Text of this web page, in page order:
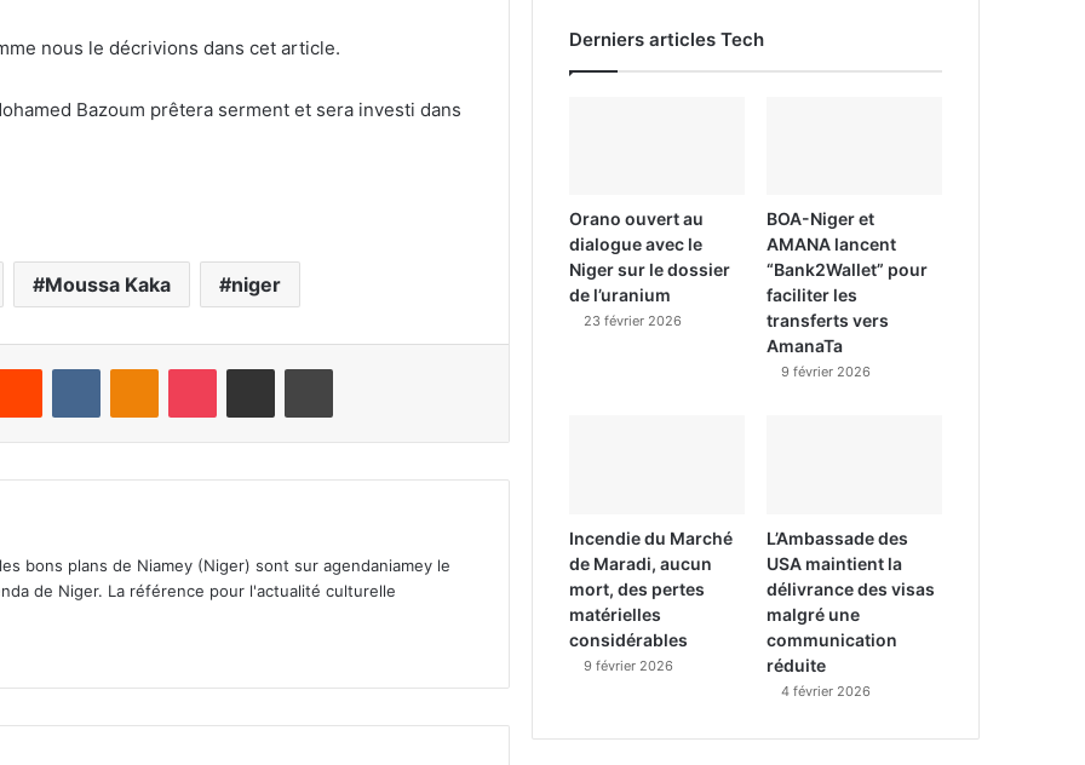
nous le décrivions dans cet article.
Bazoum prêtera serment et sera investi dans
Moussa Kaka niger
bons plans de Niamey (Niger) sont sur agendaniamey le
de Niger. La référence pour l'actualité culturelle
Derniers articles Tech
Orano ouvert au
dialogue avec le
Niger sur le dossier
de l’uranium
23 février 2026
BOA-Niger et
AMANA lancent
“Bank2Wallet” pour
faciliter les
transferts vers
AmanaTa
9 février 2026
Incendie du Marché
de Maradi, aucun
mort, des pertes
matérielles
considérables
9 février 2026
L’Ambassade des
USA maintient la
délivrance des visas
malgré une
communication
réduite
4 février 2026